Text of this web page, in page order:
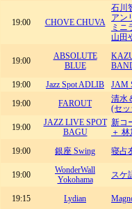
19:00 CHOVE CHUVA
石川
アン
ミニ
山田
19:00
ABSOLUTE
BLUE
19:00
Jazz Spot ADLIB JAM
19:00
FAROUT
清水
(セ
19:00
JAZZ LIVE SPOT
BAGU
新コ
＋
19:00
銀座 Swing 寝占
19:00
WonderWall
Yokohama
スケ
19:15 Lydian